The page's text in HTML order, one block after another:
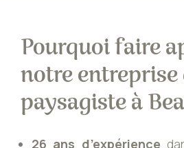
Pourquoi faire
notre entreprise
paysagiste à
26 ans d’expérience